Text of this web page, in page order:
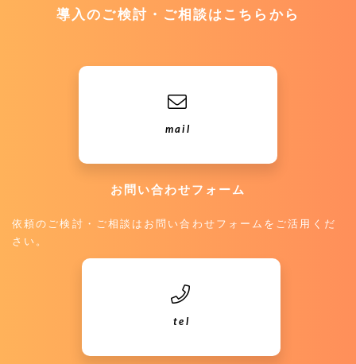
導入のご検討・ご相談はこちらから
mail
お問い合わせフォーム
依頼のご検討・ご相談はお問い合わせフォームをご活用くだ
さい。
tel